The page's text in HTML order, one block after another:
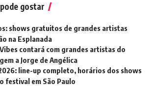
gostar
shows gratuitos de grandes artistas
na Esplanada
contará com grandes artistas do
a Jorge de Angélica
line-up completo, horários dos shows
festival em São Paulo